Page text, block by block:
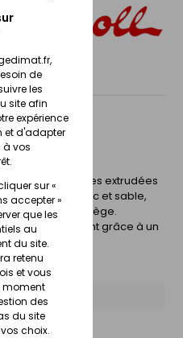
de
les
site afin
expérience
et d'adapter
à vos
sur «
accepter »
que les
au
du site.
retenu
et vous
moment
des
du site
choix.
cellulaires extrudées
différents (blanc et sable,
finition chêne liège.
du débordement grâce à un
charpente.
C7B204B